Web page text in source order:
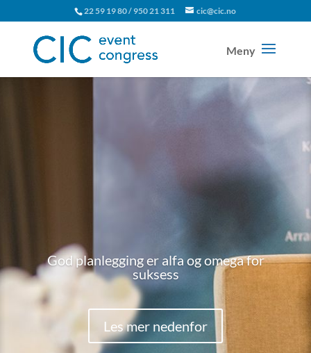
22 59 19 80 / 950 21 311 cic@cic.no
God planlegging er alfa og omega for
suksess
Les mer nedenfor